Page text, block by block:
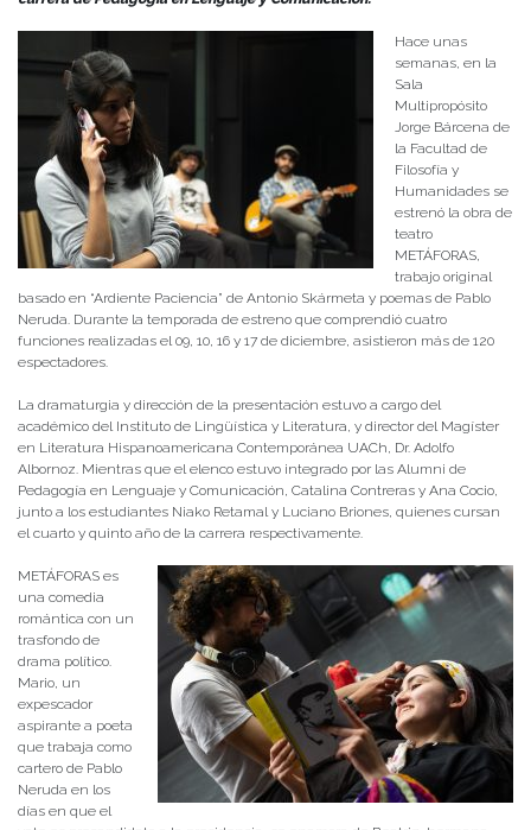
Hace unas
semanas, en la
Sala
Multipropósito
Jorge Bárcena de
la Facultad de
Filosofía y
Humanidades se
estrenó la obra de
teatro
METÁFORAS,
trabajo original
basado en “Ardiente Paciencia” de Antonio Skármeta y poemas de Pablo
Neruda. Durante la temporada de estreno que comprendió cuatro
funciones realizadas el 09, 10, 16 y 17 de diciembre, asistieron más de 120
espectadores.
La dramaturgia y dirección de la presentación estuvo a cargo del
académico del Instituto de Lingüística y Literatura, y director del Magíster
en Literatura Hispanoamericana Contemporánea UACh, Dr. Adolfo
Albornoz. Mientras que el elenco estuvo integrado por las Alumni de
Pedagogía en Lenguaje y Comunicación, Catalina Contreras y Ana Cocio,
junto a los estudiantes Niako Retamal y Luciano Briones, quienes cursan
el cuarto y quinto año de la carrera respectivamente.
METÁFORAS es
una comedia
romántica con un
trasfondo de
drama político.
Mario, un
expescador
aspirante a poeta
que trabaja como
cartero de Pablo
Neruda en los
días en que el